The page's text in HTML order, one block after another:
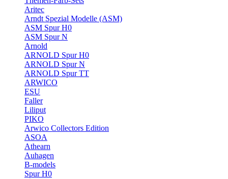
Aritec
Arndt Spezial Modelle (ASM)
ASM Spur H0
ASM Spur N
Arnold
ARNOLD Spur H0
ARNOLD Spur N
ARNOLD Spur TT
ARWICO
ESU
Faller
Liliput
PIKO
Arwico Collectors Edition
ASOA
Athearn
Auhagen
B-models
Spur H0